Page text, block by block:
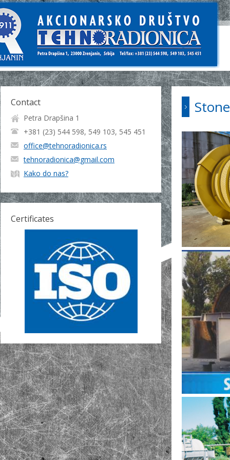
Contact
Petra Drapšina 1
+381 (23) 544 598, 549 103, 545 451
office@tehnoradionica.rs
tehnoradionica@gmail.com
Kako do nas?
Certificates